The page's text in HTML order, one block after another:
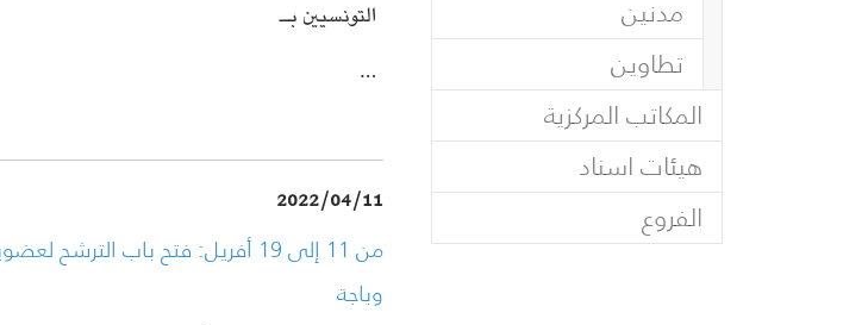
مدنين
تطاوين
المكاتب المركزية
هيئات اسناد
الفروع
التونسيين بـ
…
2022/04/11
من 11 إلى 19 أفريل: فتح باب
وباجة